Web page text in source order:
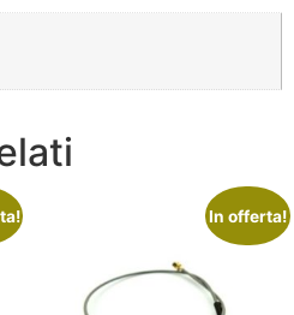
In offerta!